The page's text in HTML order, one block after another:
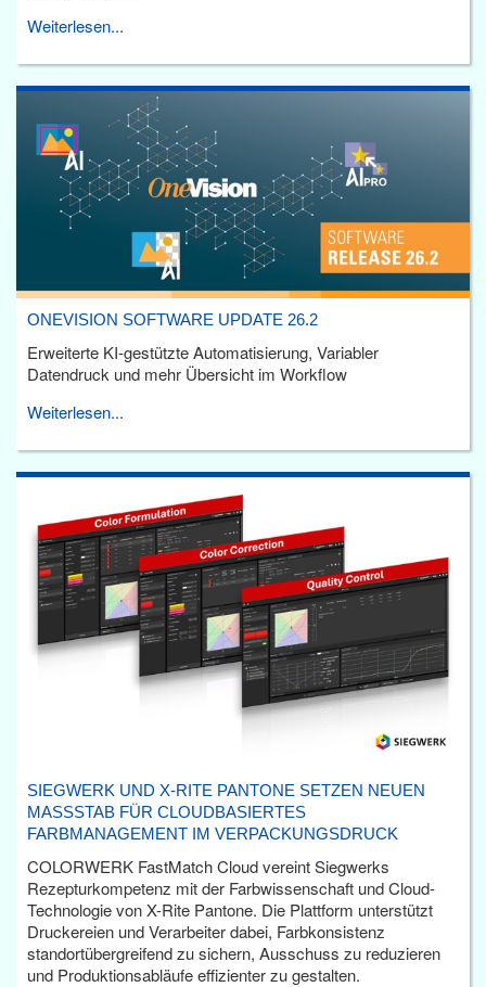
Weiterlesen...
ONEVISION SOFTWARE UPDATE 26.2
Erweiterte KI-gestützte Automatisierung, Variabler
Datendruck und mehr Übersicht im Workflow
Weiterlesen...
SIEGWERK UND X-RITE PANTONE SETZEN NEUEN
MASSSTAB FÜR CLOUDBASIERTES F
ARBMANAGEMENT IM VERPACKUNGSDRUCK
COLORWERK FastMatch Cloud vereint Siegwerks
Rezepturkompetenz mit der Farbwissenschaft und Cloud-
Technologie von X-Rite Pantone. Die Plattform unterstützt
Druckereien und Verarbeiter dabei, Farbkonsistenz
standortübergreifend zu sichern, Ausschuss zu reduzieren
und Produktionsabläufe effizienter zu gestalten.